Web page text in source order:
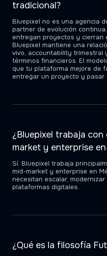
tradicional?
Bluepixel no es una agencia
partner de evolución
entregan proyectos y cierran
Bluepixel mantiene una
vivo, accountability trimestral
términos financieros. El
que tu plataforma mejore de
entregar un proyecto y pasar
¿Bluepixel trabaja con
market y enterprise
Sí. Bluepixel trabaja
mid-market y enterprise en
necesitan escalar,
plataformas digitales.
¿Qué es la filosofía